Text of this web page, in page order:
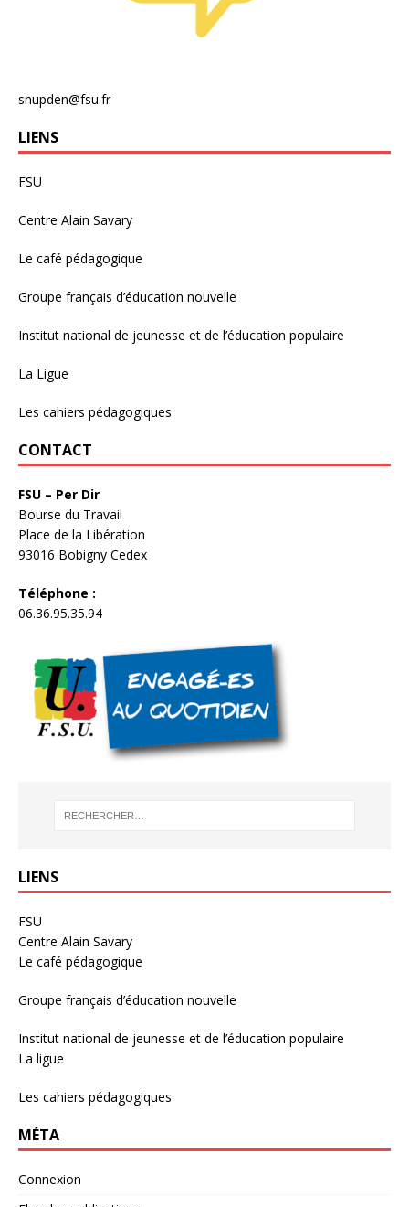
snupden@fsu.fr
LIENS
FSU
Centre Alain Savary
Le café pédagogique
Groupe français d’éducation nouvelle
Institut national de jeunesse et de l’éducation populaire
La Ligue
Les cahiers pédagogiques
CONTACT
FSU – Per Dir
Bourse du Travail
Place de la Libération
93016 Bobigny Cedex
Téléphone :
06.36.95.35.94
LIENS
FSU
Centre Alain Savary
Le café pédagogique
Groupe français d’éducation nouvelle
Institut national de jeunesse et de l’éducation populaire
La ligue
Les cahiers pédagogiques
MÉTA
Connexion